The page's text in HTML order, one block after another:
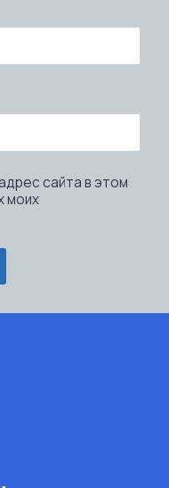
сайта в этом
моих